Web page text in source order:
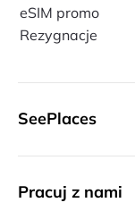
eSIM promo
Rezygnacje
SeePlaces
Pracuj z nami